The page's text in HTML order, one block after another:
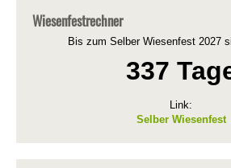
Wiesenfestrechner
Bis zum Selber Wiesenfest 2027
337
Link:
Selber Wiesenfest